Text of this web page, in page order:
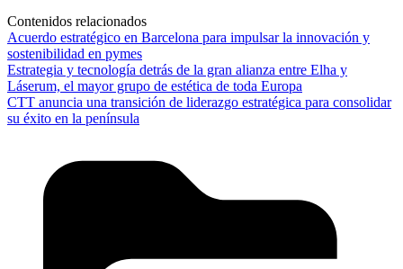
Contenidos relacionados
Acuerdo estratégico en Barcelona para impulsar la innovación y
sostenibilidad en pymes
Estrategia y tecnología detrás de la gran alianza entre Elha y
Láserum, el mayor grupo de estética de toda Europa
CTT anuncia una transición de liderazgo estratégica para consolidar
su éxito en la península